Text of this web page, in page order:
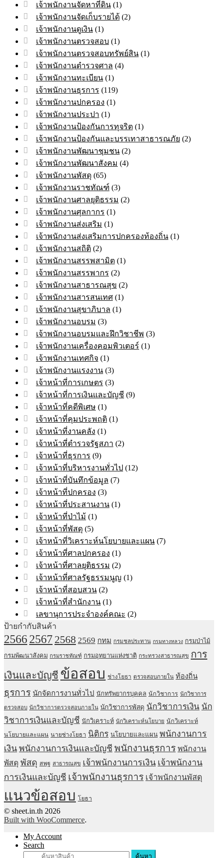
เจ้าพนักงานจัดหาที่ดิน (1)
เจ้าพนักงานจัดเก็บรายได้ (2)
เจ้าพนักงานดูเงิน (1)
เจ้าพนักงานตรวจสอบ (1)
เจ้าพนักงานตรวจสอบทรัพย์สิน (1)
เจ้าพนักงานตำรวจศาล (4)
เจ้าพนักงานทะเบียน (1)
เจ้าพนักงานธุรการ (119)
เจ้าพนักงานปกครอง (1)
เจ้าพนักงานประปา (1)
เจ้าพนักงานป้องกันการทุจริต (1)
เจ้าพนักงานป้องกันและบรรเทาสาธารณภัย (2)
เจ้าพนักงานพัฒนาชุมชน (2)
เจ้าพนักงานพัฒนาสังคม (4)
เจ้าพนักงานพัสดุ (65)
เจ้าพนักงานราชทัณฑ์ (3)
เจ้าพนักงานศาลยุติธรรม (2)
เจ้าพนักงานศุลกากร (1)
เจ้าพนักงานส่งเสริม (1)
เจ้าพนักงานส่งเสริมการปกครองท้องถิ่น (1)
เจ้าพนักงานสถิติ (2)
เจ้าพนักงานสรรพสามิต (1)
เจ้าพนักงานสรรพากร (2)
เจ้าพนักงานสาธารณสุข (2)
เจ้าพนักงานสารสนเทศ (1)
เจ้าพนักงานสุขาภิบาล (1)
เจ้าพนักงานอบรม (3)
เจ้าพนักงานอบรมและฝึกวิชาชีพ (3)
เจ้าพนักงานเครื่องคอมพิวเตอร์ (1)
เจ้าพนักงานเทศกิจ (1)
เจ้าพนักงานแรงงาน (3)
เจ้าหน้าที่การเกษตร (3)
เจ้าหน้าที่การเงินและบัญชี (9)
เจ้าหน้าที่คดีพิเศษ (1)
เจ้าหน้าที่คุมประพฤติ (1)
เจ้าหน้าที่งานคลัง (1)
เจ้าหน้าที่ตำรวจรัฐสภา (2)
เจ้าหน้าที่ธุรการ (9)
เจ้าหน้าที่บริหารงานทั่วไป (12)
เจ้าหน้าที่บันทึกข้อมูล (7)
เจ้าหน้าที่ปกครอง (3)
เจ้าหน้าที่ประสานงาน (1)
เจ้าหน้าที่ป่าไม้ (1)
เจ้าหน้าที่พัสดุ (5)
เจ้าหน้าที่วิเคราะห์นโยบายและแผน (7)
เจ้าหน้าที่ศาลปกครอง (1)
เจ้าหน้าที่ศาลยุติธรรม (2)
เจ้าหน้าที่ศาลรัฐธรรมนูญ (1)
เจ้าหน้าที่สอบสวน (2)
เจ้าหน้าที่สำนักงาน (1)
เลขานุการประจำองค์คณะ (2)
ป้ายกำกับสินค้า
25662567 2568 2569 กทม กรมชลประทาน กรมทางหลวง กรมป่าไม้
กรมพัฒนาสังคม กรมราชทัณฑ์ กรมอุทยานแห่งชาติ กระทรวงสาธารณสุข การ
เงินและบัญชี ข้อสอบ ช่างโยธา ตรวจสอบภายใน ท้องถิ่น
ธุรการ นักจัดการงานทั่วไป นักทรัพยากรบุคคล นักวิชาการ นักวิชาการ
ตรวจสอบ นักวิชาการตรวจสอบภายใน นักวิชาการพัสดุ นักวิชาการเงิน นัก
วิชาการเงินและบัญชี นักวิเคราะห์ นักวิเคราะห์นโยบาย นักวิเคราะห์
นโยบายและแผน นายช่างโยธา นิติกร นโยบายและแผน พนักงานการ
เงิน พนักงานการเงินและบัญชี พนักงานธุรการ พนักงาน
พัสดุ พัสดุ สพฐ สาธารณสุข เจ้าพนักงานการเงิน เจ้าพนักงาน
การเงินและบัญชี เจ้าพนักงานธุรการ เจ้าพนักงานพัสดุ
แนวข้อสอบ โยธา
© sheet.in.th 2026
Built with WooCommerce.
My Account
Search
ค้นหา